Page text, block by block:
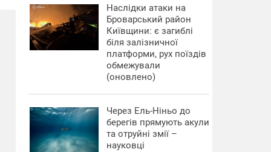
Наслідки атаки на
Броварський район
Київщини: є загиблі
біля залізничної
платформи, рух поїздів
обмежували
(оновлено)
Через Ель-Ніньо до
берегів прямують акули
та отруйні змії –
науковці